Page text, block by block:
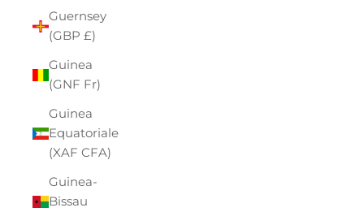
Guernsey
(GBP £)
Guinea
(GNF Fr)
Guinea
Equatoriale
(XAF CFA)
Guinea-
Bissau